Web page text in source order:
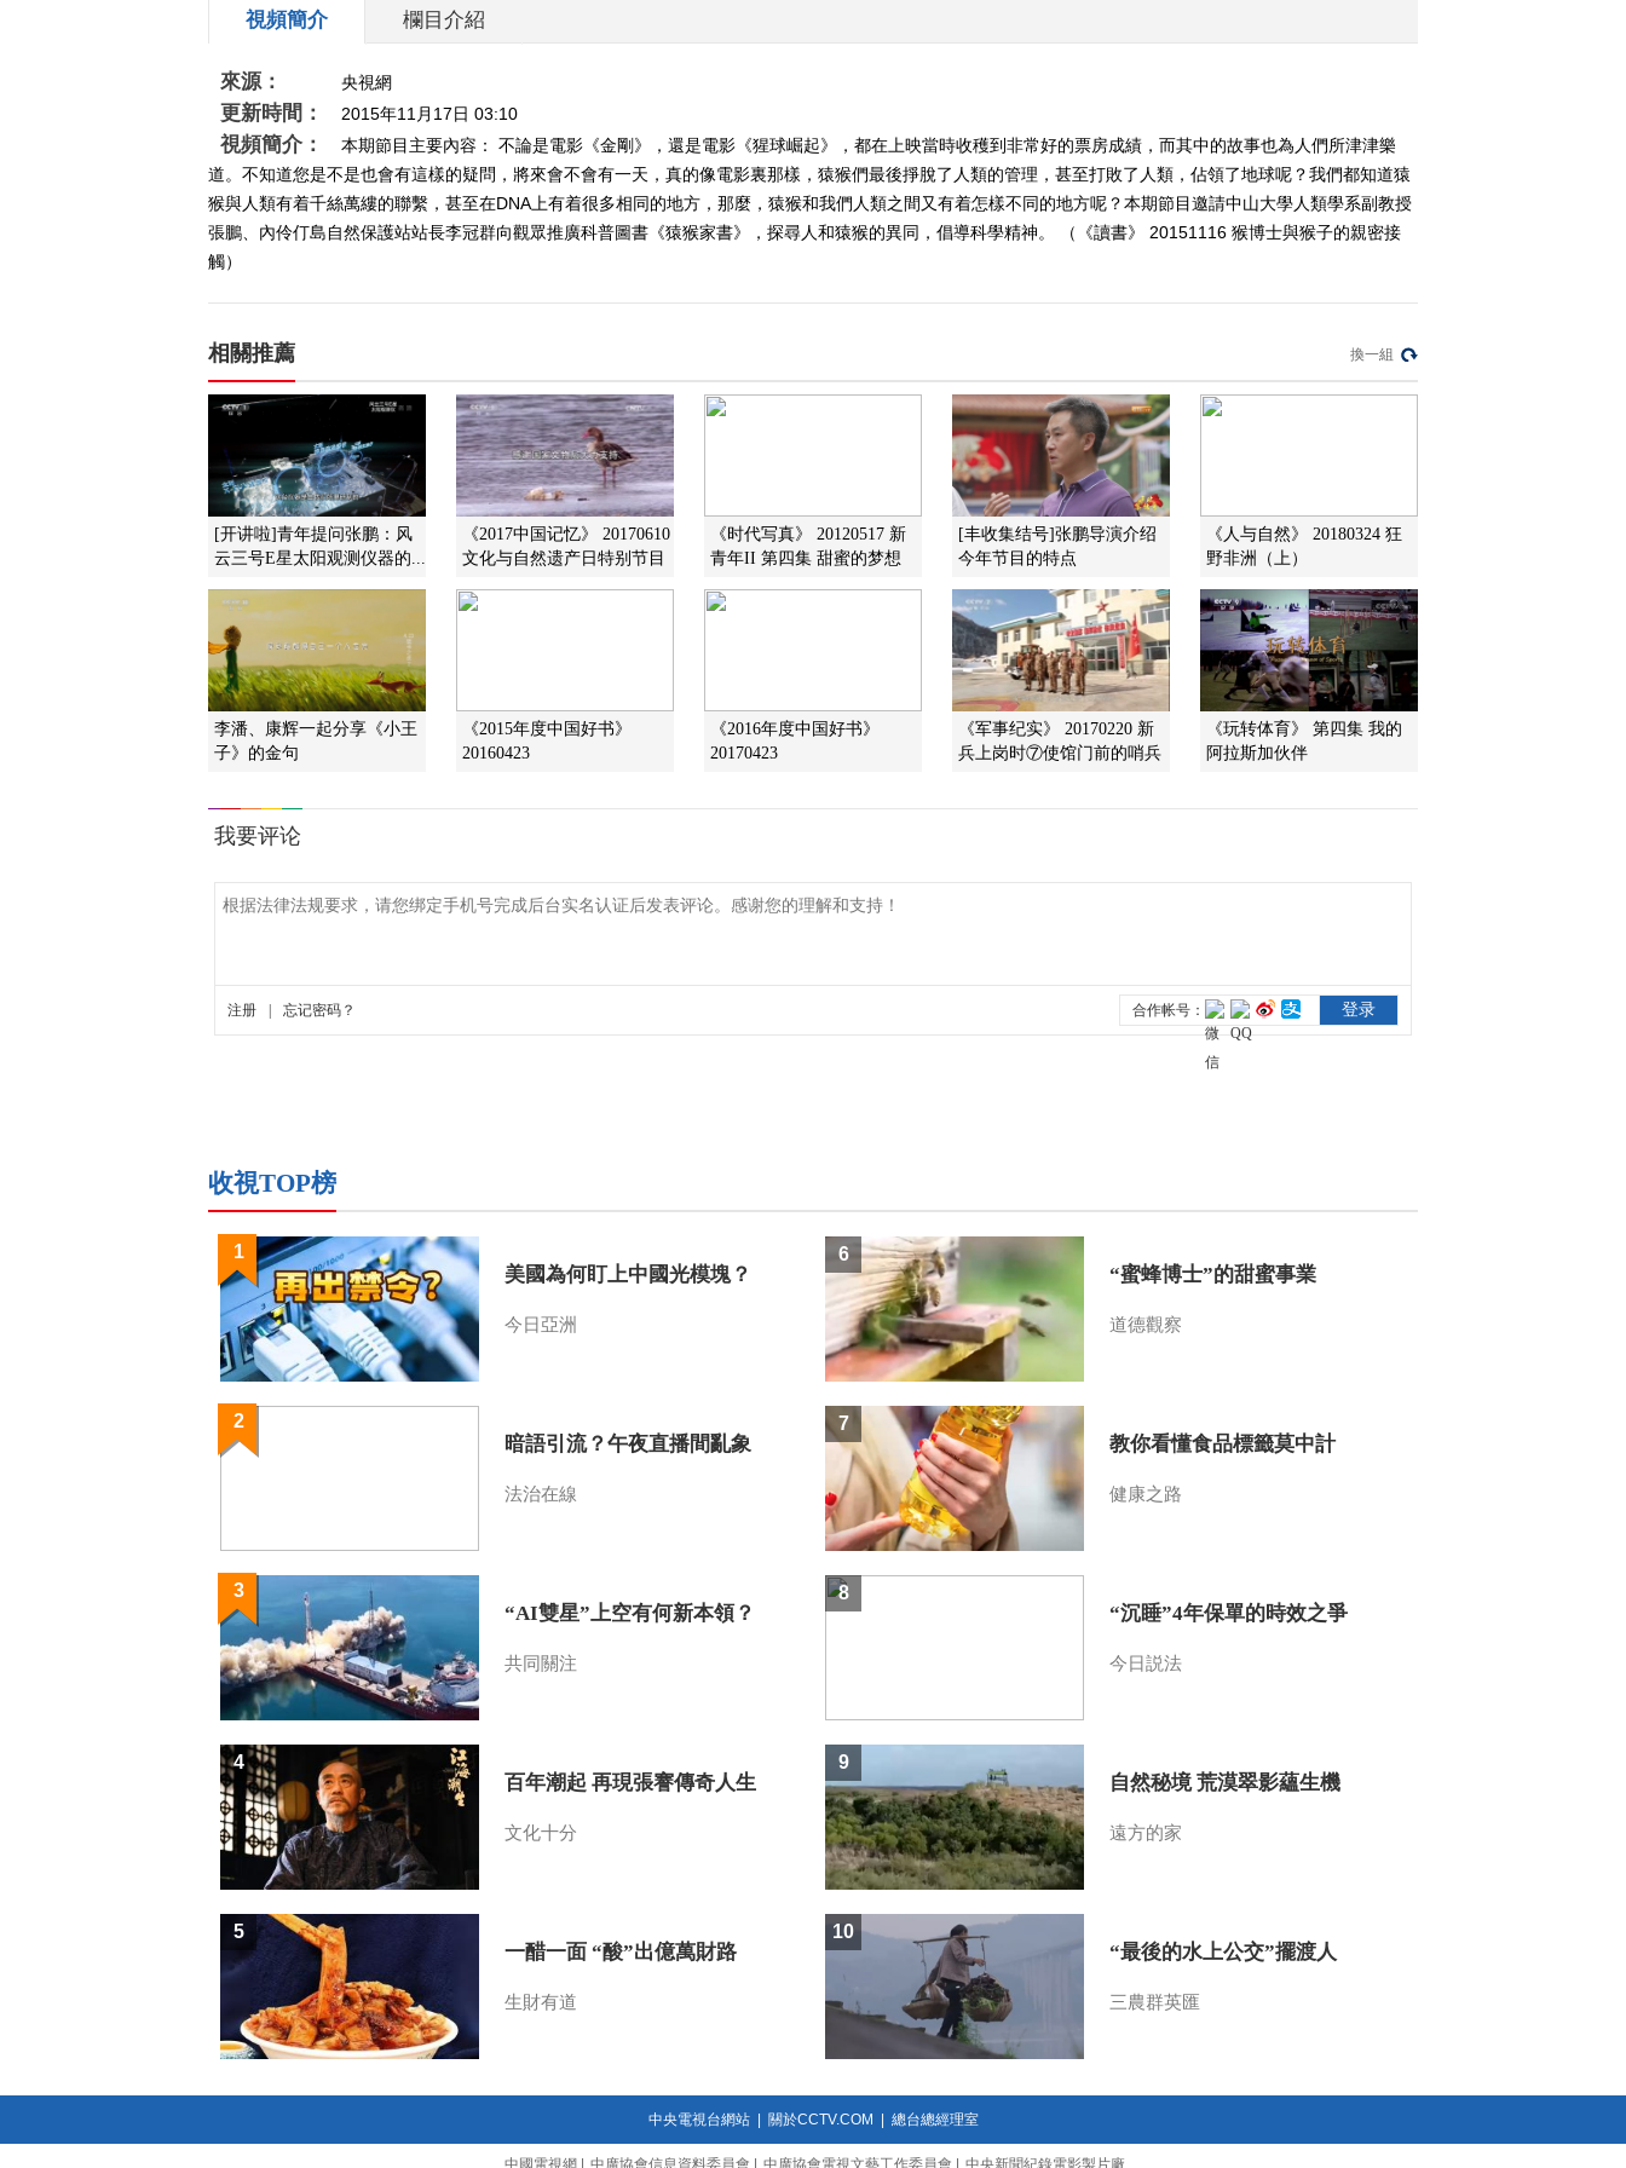
2015-10-12 23:55:15
《2015我的一本课外书》
20150921
20150914
2015-09-15 00:18:16
《2015我的一本课外书》
20150907
2015-09-08 02:26:17
2015-08-25 00:03:10
《2015我的一本课外书》
20150817
2015-08-11 00:29:17
《读书》 20150720 檀岛
花事：夏威夷植物日记
2015-07-07 00:16:12
《读书》 20150615 大师
《读书》 20150608 叶嘉
視頻簡介 欄目介紹
來源： 央視網
更新時間： 2015年11月17日 03:10
視頻簡介：
本期節目主要內容： 不論是電影《金剛》，還是電影《猩球崛起》，都在上映當時收穫到非常好的票房成績，而其中的故事也為人們所津津樂
道。不知道您是不是也會有這樣的疑問，將來會不會有一天，真的像電影裏那樣，猿猴們最後掙脫了人類的管理，甚至打敗了人類，佔領了地球呢？我們都知道猿
猴與人類有着千絲萬縷的聯繫，甚至在DNA上有着很多相同的地方，那麼，猿猴和我們人類之間又有着怎樣不同的地方呢？本期節目邀請中山大學人類學系副教授
張鵬、內伶仃島自然保護站站長李冠群向觀眾推廣科普圖書《猿猴家書》，探尋人和猿猴的異同，倡導科學精神。 （《讀書》 20151116 猴博士與猴子的親密接
觸）
相關推薦 換一組
[开讲啦]青年提问张鹏：风
云三号E星太阳观测仪器的...
《2017中国记忆》 20170610
文化与自然遗产日特别节目
《时代写真》 20120517 新
青年II 第四集 甜蜜的梦想
[丰收集结号]张鹏导演介绍
今年节目的特点
《人与自然》 20180324 狂
野非洲（上）
李潘、康辉一起分享《小王
子》的金句
《2015年度中国好书》
20160423
《2016年度中国好书》
20170423
《军事纪实》 20170220 新
兵上岗时⑦使馆门前的哨兵
《玩转体育》 第四集 我的
阿拉斯加伙伴
收視TOP榜
美國為何盯上中國光模塊？
今日亞洲
1
暗語引流？午夜直播間亂象
法治在線
2
“AI雙星”上空有何新本領？
共同關注
3
百年潮起 再現張謇傳奇人生
文化十分
4
一醋一面 “酸”出億萬財路
生財有道
5
“蜜蜂博士”的甜蜜事業
道德觀察
6
教你看懂食品標籤莫中計
健康之路
7
“沉睡”4年保單的時效之爭
今日説法
8
自然秘境 荒漠翠影蘊生機
遠方的家
9
“最後的水上公交”擺渡人
三農群英匯
10
中央電視台網站| 關於CCTV.COM 總台總經理室
中國電視網 中廣協會信息資料委員會 中廣協會電視文藝工作委員會 中央新聞紀錄電影製片廠